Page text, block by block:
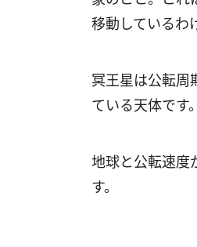
移動しているわ
冥王星は公転周
ている天体です。
地球と公転速度
す。